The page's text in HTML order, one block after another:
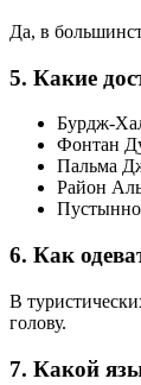
Да, в
5. Какие
Бурдж-
Фонтан
Пальма
Район
6. Как
В
голову.
7. Какой